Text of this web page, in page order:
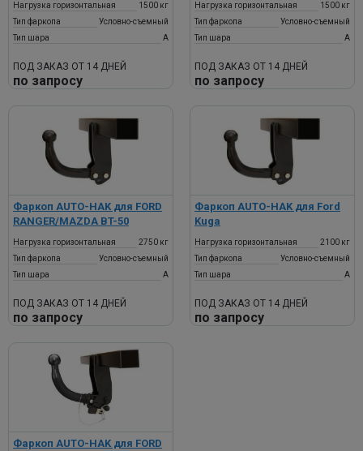
Нагрузка горизонтальная
1500 кг
Тип фаркопа
Условно-съемный
Тип шара
A
ПОД ЗАКАЗ ОТ 14 ДНЕЙ
по запросу
Нагрузка горизонтальная
1500 кг
Тип фаркопа
Условно-съемный
Тип шара
A
ПОД ЗАКАЗ ОТ 14 ДНЕЙ
по запросу
Фаркоп AUTO-HAK для FORD
RANGER/MAZDA BT-50
Нагрузка горизонтальная
2750 кг
Тип фаркопа
Условно-съемный
Тип шара
A
ПОД ЗАКАЗ ОТ 14 ДНЕЙ
по запросу
Фаркоп AUTO-HAK для Ford
Kuga
Нагрузка горизонтальная
2100 кг
Тип фаркопа
Условно-съемный
Тип шара
A
ПОД ЗАКАЗ ОТ 14 ДНЕЙ
по запросу
Фаркоп AUTO-HAK для FORD